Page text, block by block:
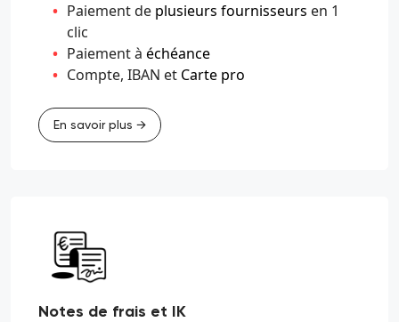
Paiement de plusieurs fournisseurs en 1
clic
Paiement à échéance
Compte, IBAN et Carte pro
En savoir plus →
Notes de frais et IK